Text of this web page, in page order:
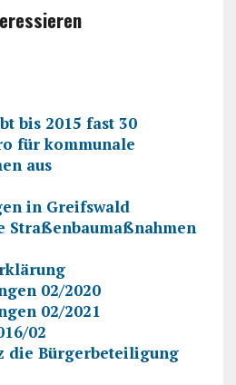
bis 2015 fast 30
für kommunale
aus
in Greifswald
Straßenbaumaßnahmen
02/2020
02/2021
02
die Bürgerbeteiligung